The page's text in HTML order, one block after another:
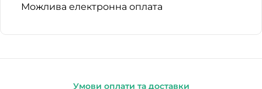
Можлива електронна оплата
Умови оплати та доставки